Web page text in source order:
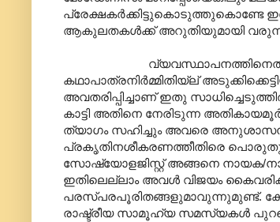
പ്രേക്ഷകർക്കിട്ടുകൊടുത്തുകൊണ്ടേ
ആകുലതകൾക്ക് അറുതിയുമായി
വ്യവസ്ഥാപനത്തിനെതിരായി
കഥാപാത്രനിർമ്മിതിയ്ല്
അവതരിപ്പിച്ചാണ് ഇതു
കാട്ടി അതിനെ നേരിടുന്ന
ത്യാഗം സഹിച്ചും അവരെ
പ്രകൃതിനശീകരണത്തീതിരെ പൊരുതുന്ന
സോഷ്യോളജിസ്റ്റ് അങ്ങനെ നായക/
ഇതിലെല്ലാം അവൾ വിജയം
പരസ്പരപൂരിതങ്ങളുമാവുന്നുമുണ്ട്.
രാഷ്ട്രീയ സാമൂഹ്യ സമസ്യകൾ